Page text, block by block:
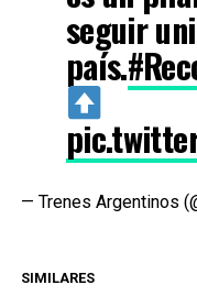
seguir
país.
— Trenes Argentinos
SIMILARES